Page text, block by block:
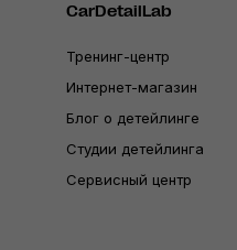
CarDetailLab
Тренинг-центр
Интернет-магазин
Блог о детейлинге
Студии детейлинга
Сервисный центр